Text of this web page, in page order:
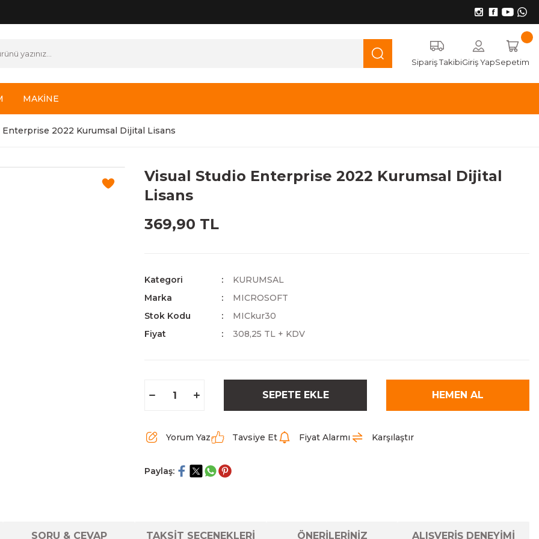
Sipariş TakibiGiriş YapSepetim
MAKİNE
Enterprise 2022 Kurumsal Dijital Lisans
Visual Studio Enterprise 2022 Kurumsal Dijital
Lisans
369,90 TL
Kategori
KURUMSAL
Marka
MICROSOFT
Stok Kodu
MICkur30
Fiyat
308,25 TL + KDV
SEPETE EKLE HEMEN AL
Yorum Yaz Tavsiye Et Fiyat Alarmı Karşılaştır
Paylaş:
SORU & CEVAP TAKSİT SEÇENEKLERİ ÖNERİLERİNİZ ALIŞVERİŞ DENEYİMİ